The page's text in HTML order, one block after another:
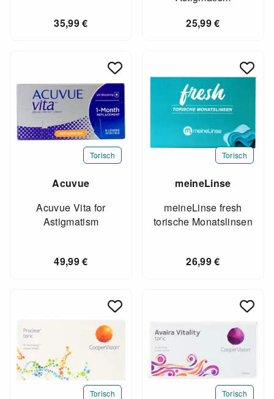
35,99€
25,99€
Torisch
Acuvue
Acuvue Vita for
Astigmatism
49,99€
Torisch
meineLinse
meineLinse fresh
torische Monatslinsen
26,99€
Torisch Torisch